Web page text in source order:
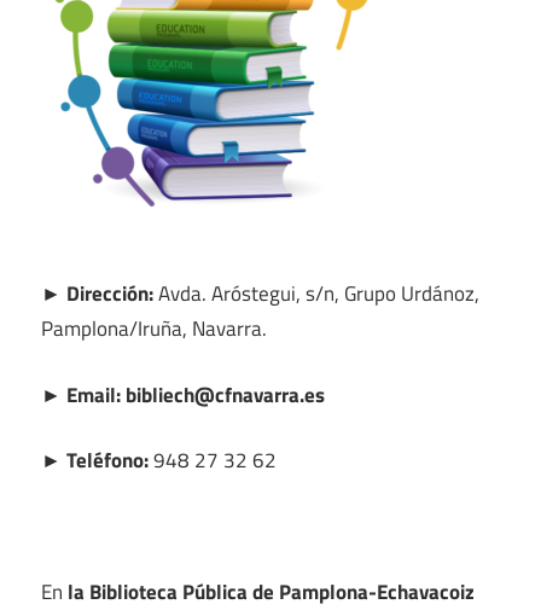
► Dirección:Avda. Aróstegui, s/n, Grupo Urdánoz,
Pamplona/Iruña, Navarra.
► Email: bibliech@cfnavarra.es
► Teléfono:948 27 32 62
En la Biblioteca Pública de Pamplona-Echavacoiz